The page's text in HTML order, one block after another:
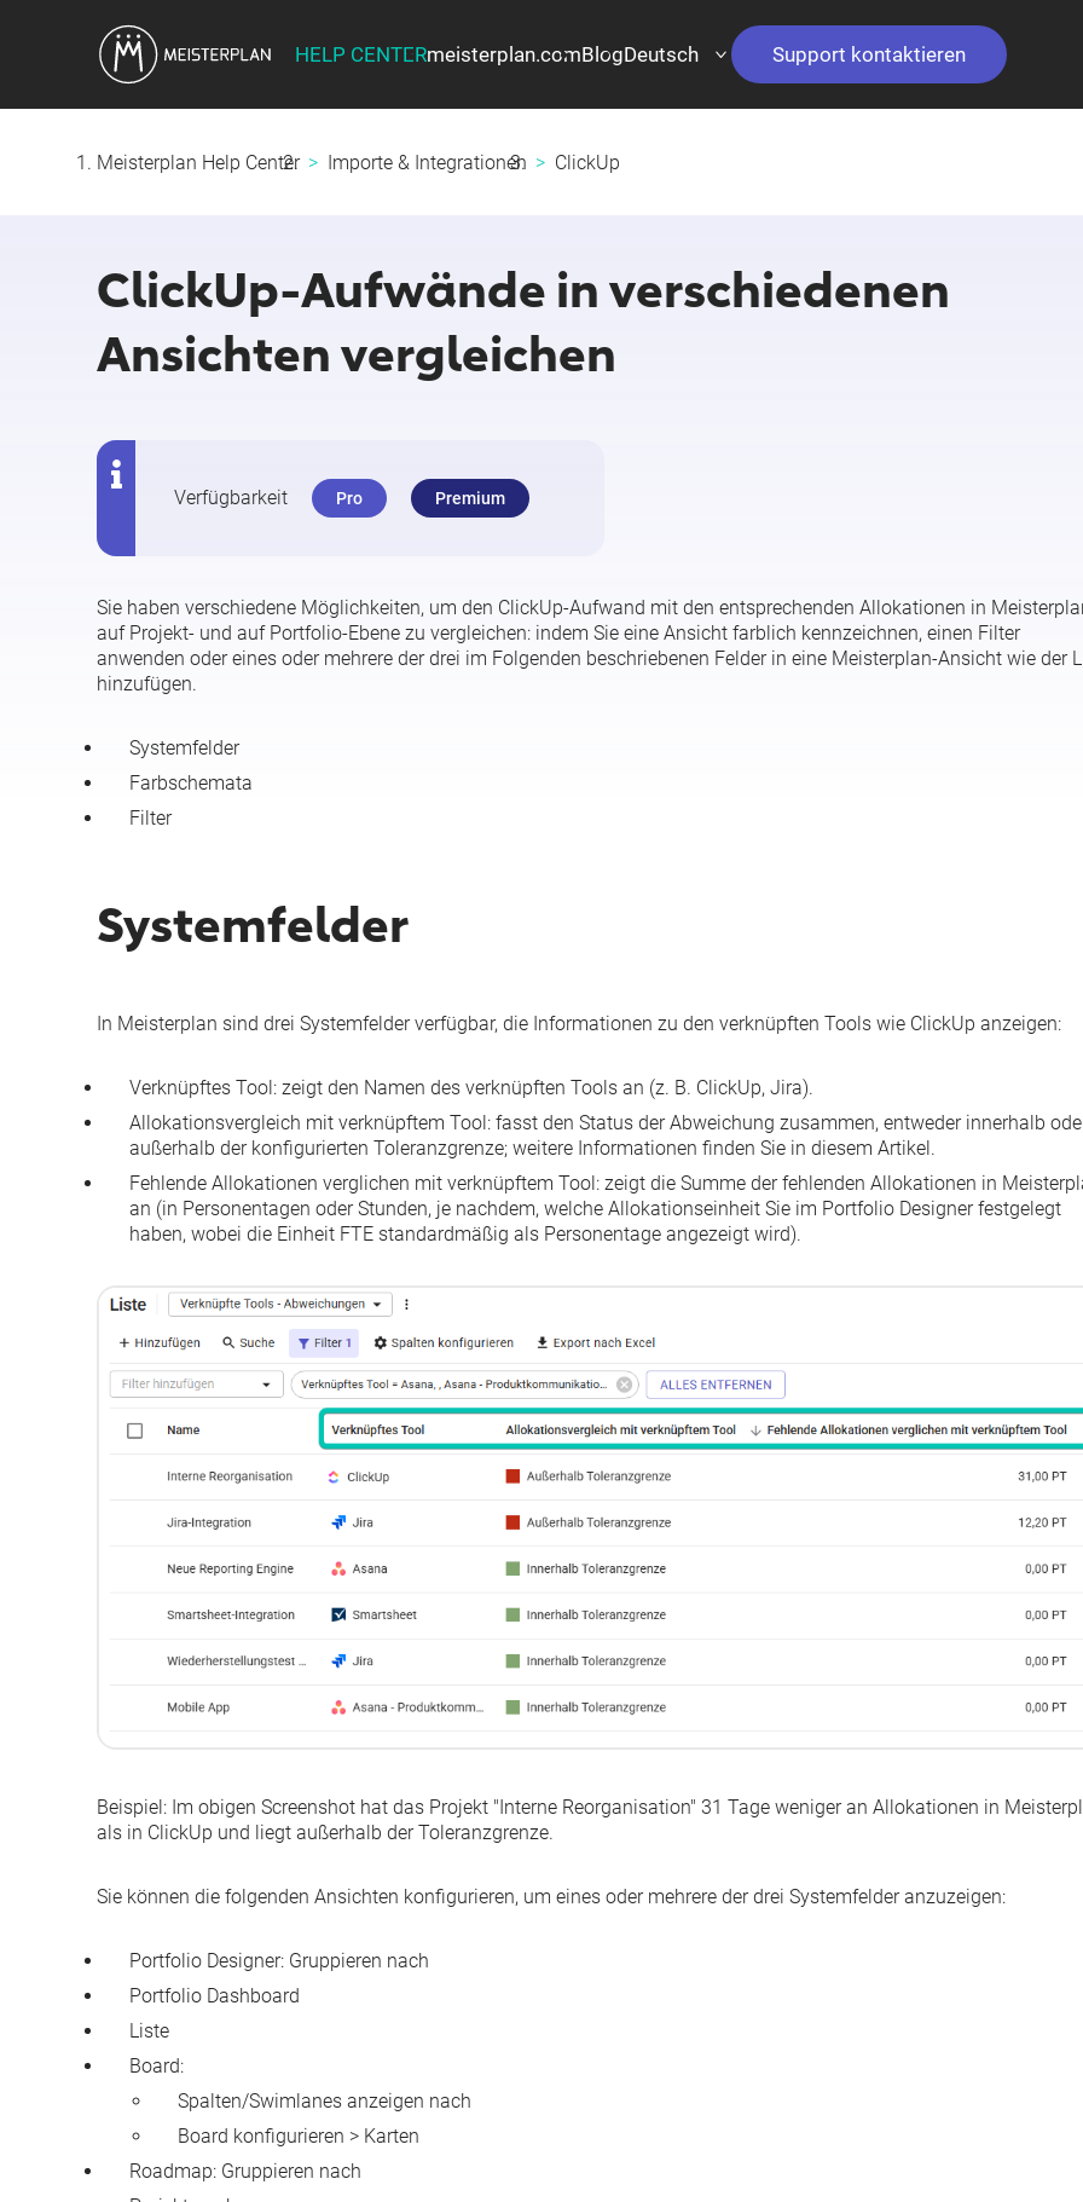
HELP CENTERmeisterplan.comBlogDeutsch Support kontaktieren
Meisterplan Help Center Importe & Integrationen ClickUp
ClickUp-Aufwände in verschiedenen
Ansichten vergleichen​
Verfügbarkeit Pro Premium
Sie haben verschiedene Möglichkeiten, um den ClickUp-Aufwand mit den entsprechenden Allokationen in
auf Projekt- und auf Portfolio-Ebene zu vergleichen: indem Sie eine Ansicht farblich kennzeichnen, einen Filter
anwenden oder eines oder mehrere der drei im Folgenden beschriebenen Felder in eine Meisterplan-Ansicht wie der
hinzufügen.
Systemfelder
Farbschemata
Filter
Systemfelder
In Meisterplan sind drei Systemfelder verfügbar, die Informationen zu den verknüpften Tools wie ClickUp anzeigen:
Verknüpftes Tool: zeigt den Namen des verknüpften Tools an (z. B. ClickUp, Jira).
Allokationsvergleich mit verknüpftem Tool: fasst den Status der Abweichung zusammen, entweder innerhalb
außerhalb der konfigurierten Toleranzgrenze; weitere Informationen finden Sie in diesem Artikel.
Fehlende Allokationen verglichen mit verknüpftem Tool: zeigt die Summe der fehlenden Allokationen in
an (in Personentagen oder Stunden, je nachdem, welche Allokationseinheit Sie im Portfolio Designer festgelegt
haben, wobei die Einheit FTE standardmäßig als Personentage angezeigt wird).
Beispiel: Im obigen Screenshot hat das Projekt "Interne Reorganisation" 31 Tage weniger an Allokationen in
als in ClickUp und liegt außerhalb der Toleranzgrenze.
Sie können die folgenden Ansichten konfigurieren, um eines oder mehrere der drei Systemfelder anzuzeigen:
Portfolio Designer: Gruppieren nach
Portfolio Dashboard
Liste
Board:
Spalten/Swimlanes anzeigen nach
Board konfigurieren > Karten
Roadmap: Gruppieren nach